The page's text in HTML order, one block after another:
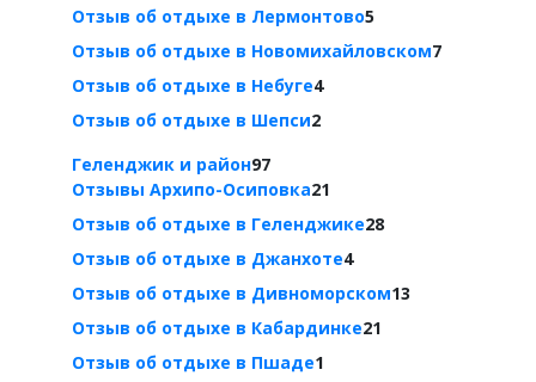
Отзыв об отдыхе в Лермонтово5
Отзыв об отдыхе в Новомихайловском7
Отзыв об отдыхе в Небуге4
Отзыв об отдыхе в Шепси2
Геленджик и район97
Отзывы Архипо-Осиповка21
Отзыв об отдыхе в Геленджике28
Отзыв об отдыхе в Джанхоте4
Отзыв об отдыхе в Дивноморском13
Отзыв об отдыхе в Кабардинке21
Отзыв об отдыхе в Пшаде1